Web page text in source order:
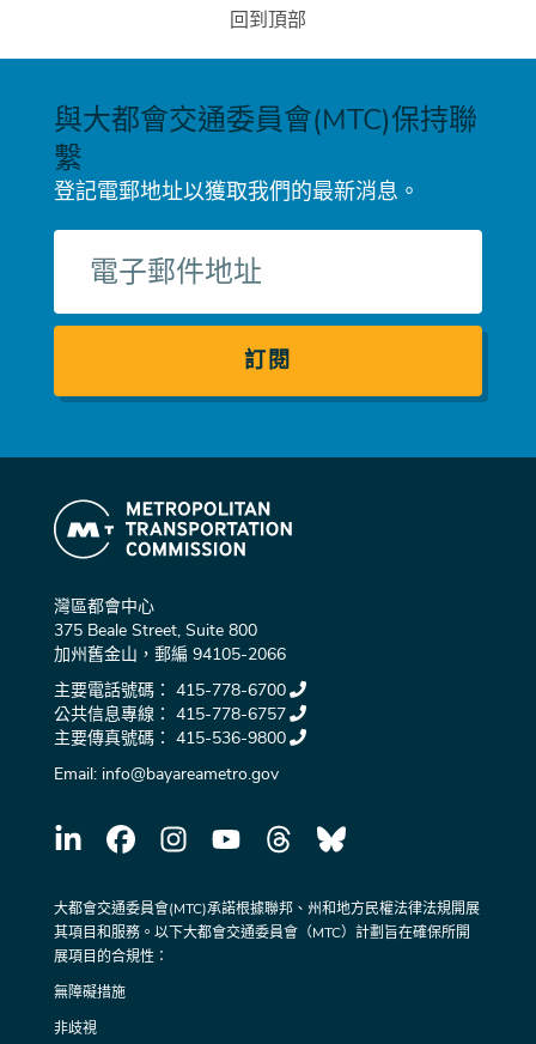
回到頂部
與大都會交通委員會(MTC)保持聯
繫
登記電郵地址以獲取我們的最新消息。
郵
件
灣區都會中心
375 Beale Street, Suite 800
加州舊金山，郵編 94105-2066
主要電話號碼： 415-778-6700
公共信息專線： 415-778-6757
主要傳真號碼： 415-536-9800
Email: info@bayareametro.gov
大都會交通委員會(MTC)承諾根據聯邦、州和地方民權法律法規開展
其項目和服務。以下大都會交通委員會（MTC）計劃旨在確保所開
展項目的合規性：
無障礙措施
非歧視